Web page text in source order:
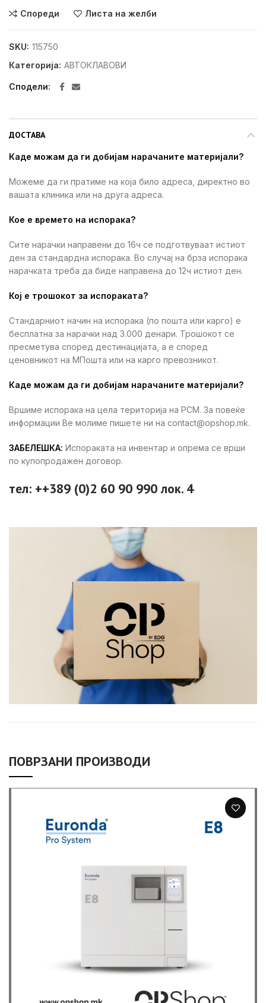
Спореди Листа на желби
SKU: 115750
Категорија: АВТОКЛАВОВИ
Сподели
ДОСТАВА
Каде можам да ги добијам нарачаните материјали?
Можеме да ги пратиме на која било адреса, директно во
вашата клиника или на друга адреса.
Кое е времето на испорака?
Сите нарачки направени до 16ч се подготвуваат истиот
ден за стандардна испорака. Во случај на брза испорака
нарачката треба да биде направена до 12ч истиот ден.
Кој е трошокот за испораката?
Стандарниот начин на испорака (по пошта или карго) е
бесплатна за нарачки над 3.000 денари. Трошокот се
пресметува според дестинацијата, а е според
ценовникот на МПошта или на карго превозникот.
Каде можам да ги добијам нарачаните материјали?
Вршиме испорака на цела територија на РСМ. За повеќе
информации Ве молиме пишете ни на contact@opshop.mk.
ЗАБЕЛЕШКА: Испораката на инвентар и опрема се врши
по купопродажен договор.
тел: ++389 (0)2 60 90 990 лок. 4
ПОВРЗАНИ ПРОИЗВОДИ